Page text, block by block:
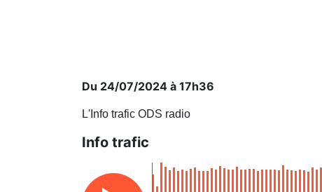
Du 24/07/2024 à 17h36
L'Info trafic ODS radio
Info trafic